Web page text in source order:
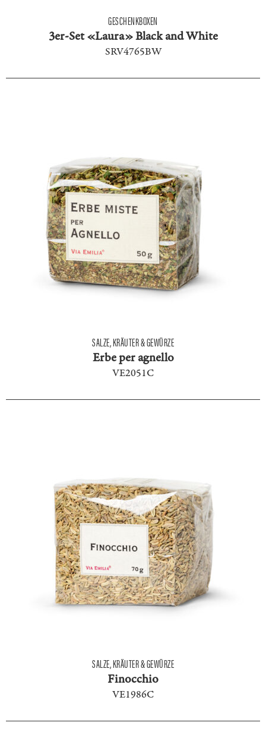
GESCHENKBOXEN
3er-Set «Laura» Black and White
SRV4765BW
SALZE, KRÄUTER & GEWÜRZE
Erbe per agnello
VE2051C
SALZE, KRÄUTER & GEWÜRZE
Finocchio
VE1986C